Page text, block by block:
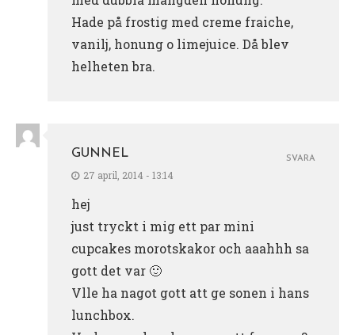
Hade på frostig med creme fraiche,
vanilj, honung o limejuice. Då blev
helheten bra.
GUNNEL
27 april, 2014 - 13:14
hej
just tryckt i mig ett par mini
cupcakes morotskakor och aaahhh sa
gott det var 🙂
Vlle ha nagot gott att ge sonen i hans
lunchbox.
SVARA